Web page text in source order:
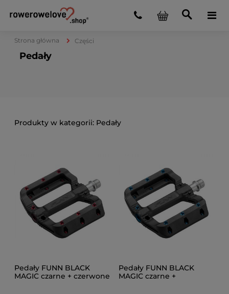
Strona główna Części
Pedały
Pedały
Pedały FUNN BLACK
MAGIC czarne + czerwone
Pedały FUNN BLACK
MAGIC czarne +